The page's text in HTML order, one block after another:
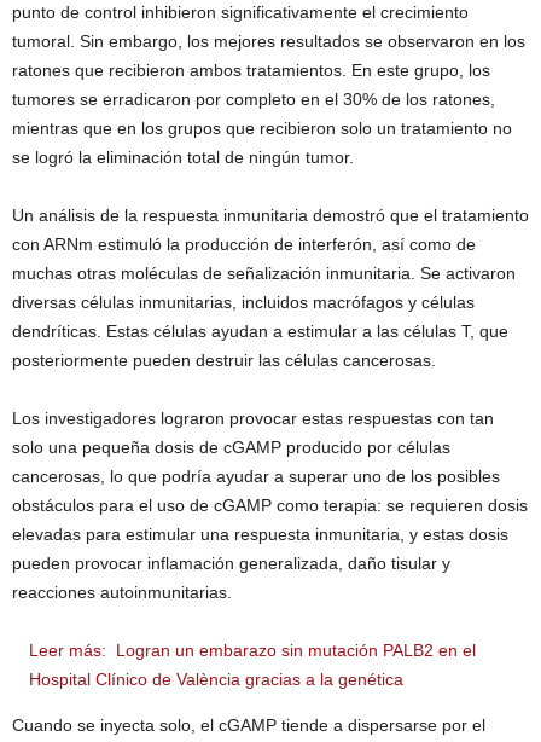
punto de control inhibieron significativamente el crecimiento
tumoral. Sin embargo, los mejores resultados se observaron en los
ratones que recibieron ambos tratamientos. En este grupo, los
tumores se erradicaron por completo en el 30% de los ratones,
mientras que en los grupos que recibieron solo un tratamiento no
se logró la eliminación total de ningún tumor.
Un análisis de la respuesta inmunitaria demostró que el tratamiento
con ARNm estimuló la producción de interferón, así como de
muchas otras moléculas de señalización inmunitaria. Se activaron
diversas células inmunitarias, incluidos macrófagos y células
dendríticas. Estas células ayudan a estimular a las células T, que
posteriormente pueden destruir las células cancerosas.
Los investigadores lograron provocar estas respuestas con tan
solo una pequeña dosis de cGAMP producido por células
cancerosas, lo que podría ayudar a superar uno de los posibles
obstáculos para el uso de cGAMP como terapia: se requieren dosis
elevadas para estimular una respuesta inmunitaria, y estas dosis
pueden provocar inflamación generalizada, daño tisular y
reacciones autoinmunitarias.
Leer más:
Logran un embarazo sin mutación PALB2 en el
Hospital Clínico de València gracias a la genética
Cuando se inyecta solo, el cGAMP tiende a dispersarse por el